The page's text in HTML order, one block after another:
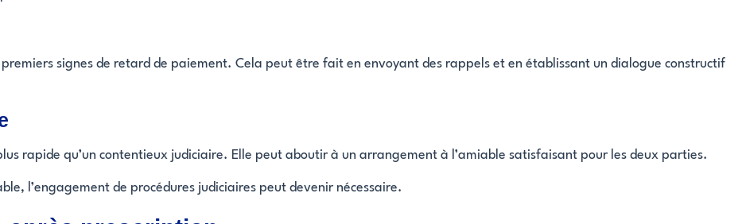
signes de retard de paiement. Cela peut être fait en envoyant des rappels et en établissant un dialogue constructif
rapide qu’un contentieux judiciaire. Elle peut aboutir à un arrangement à l’amiable satisfaisant pour les deux parties.
l’engagement de procédures judiciaires peut devenir nécessaire.